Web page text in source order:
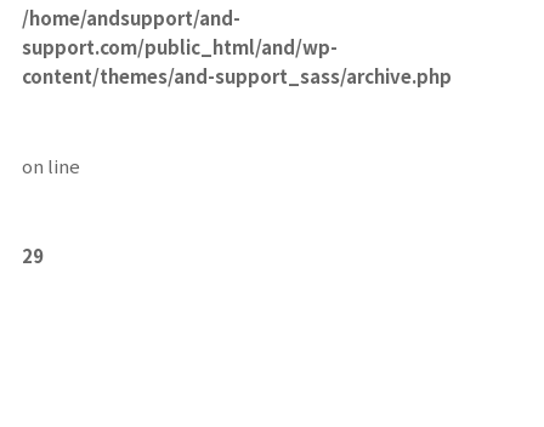
/home/andsupport/and-
support.com/public_html/and/wp-
content/themes/and-support_sass/archive.php
on line
29